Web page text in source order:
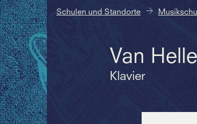
Schulen und Standorte
Van
Klavier